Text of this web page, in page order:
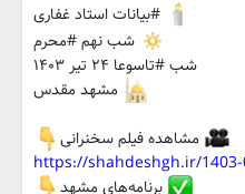
#بیانات استاد غفاری
شب نهم #محرم
شب #تاسوعا ۲۴ تیر ۱۴۰۳
مشهد مقدس
مشاهده فیلم سخنرانی
https://shahdeshgh.ir/
برنامه‌های مشهد